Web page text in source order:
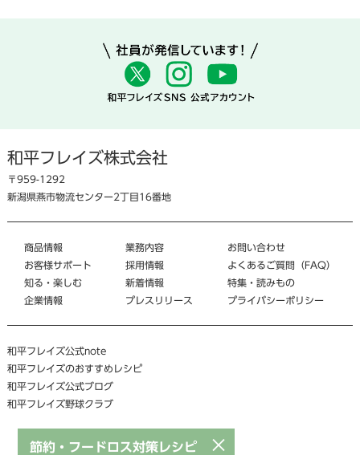
和平フレイズ株式会社
〒959-1292
新潟県燕市物流センター2丁目16番地
商品情報
お客様サポート
知る・楽しむ
企業情報
業務内容
採用情報
新着情報
プレスリリース
お問い合わせ
よくあるご質問（FAQ）
特集・読みもの
プライバシーポリシー
和平フレイズ公式note
和平フレイズのおすすめレシピ
和平フレイズ公式ブログ
和平フレイズ野球クラブ
×
節約・フードロス対策レシピ